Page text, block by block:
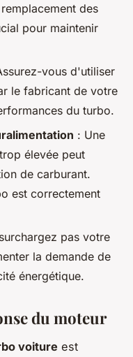
des
pour maintenir
vous d'utiliser
le fabricant de votre
du turbo.
: Une
élevée peut
de carburant.
est correctement
pas votre
la demande de
énergétique.
du moteur
voiture est